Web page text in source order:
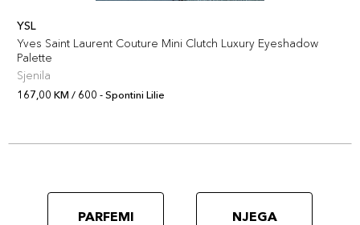
YSL
Yves Saint Laurent Couture Mini Clutch Luxury Eyeshadow
Palette
Sjenila
167,00 KM / 600 - Spontini Lilie
PARFEMI NJEGA